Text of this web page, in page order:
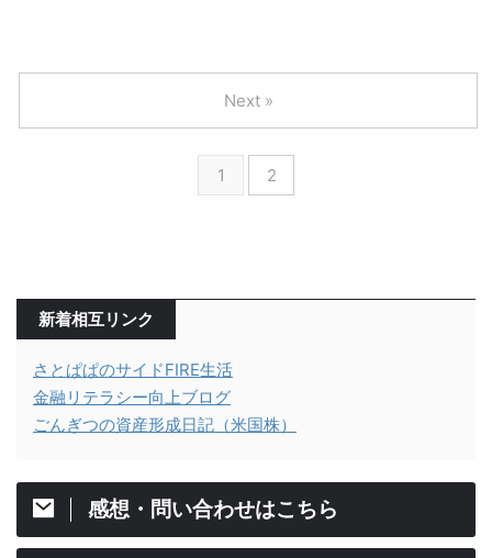
1 2
Next »
新着相互リンク
さとぱぱのサイドFIRE生活
金融リテラシー向上ブログ
ごんぎつの資産形成日記（米国株）
感想・問い合わせはこちら